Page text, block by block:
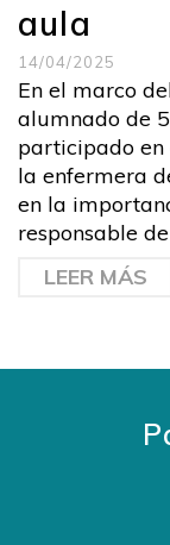
aula
14/04/2025
En el marco
alumnado de
participado
la enfermera
en la
responsable
LEER MÁS